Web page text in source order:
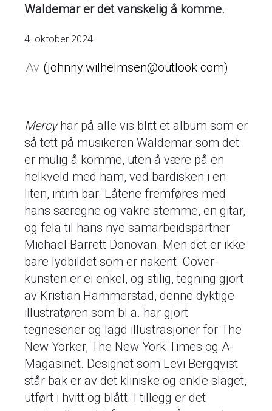
Waldemar er det vanskelig å komme.
4. oktober 2024
johnny.wilhelmsen@outlook.com
Mercyhar på alle vis blitt et album som er
så tett på musikeren Waldemar som det
er mulig å komme, uten å være på en
helkveld med ham, ved bardisken i en
liten, intim bar. Låtene fremføres med
hans særegne og vakre stemme, en gitar,
og fela til hans nye samarbeidspartner
Michael Barrett Donovan. Men det er ikke
bare lydbildet som er nakent. Cover-
kunsten er ei enkel, og stilig, tegning gjort
av Kristian Hammerstad, denne dyktige
illustratøren som bl.a. har gjort
tegneserier og lagd illustrasjoner for The
New Yorker, The New York Times og A-
Magasinet. Designet som Levi Bergqvist
står bak er av det kliniske og enkle slaget,
utført i hvitt og blått. I tillegg er det